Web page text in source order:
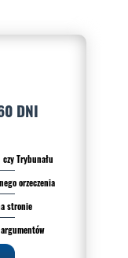
DNI
Trybunału
orzeczenia
stronie